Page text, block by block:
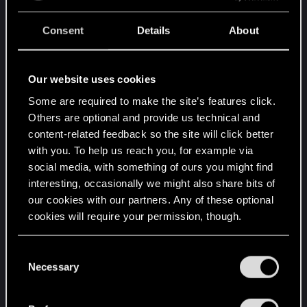
Consent Details About
Our website uses cookies
Some are required to make the site’s features click.
Others are optional and provide us technical and
content-related feedback so the site will click better
with you. To help us reach you, for example via
social media, with something of ours you might find
interesting, occasionally we might also share bits of
our cookies with our partners. Any of these optional
cookies will require your permission, though.
and tweak your preferences regarding them in the
Necessary
aber es wäre echt nett wenn man infos kriegen
bzw. ob und wann sich darum voraussichtlich
alex
Post automatically merged:Feb 24, 2021
öhöm... *hüstel*
der support hat sicher auch eine menge zu tun
und die müssen selbst erst mal gucken, was da